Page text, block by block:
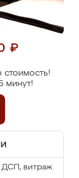
₽
минут!
ДСП, витраж